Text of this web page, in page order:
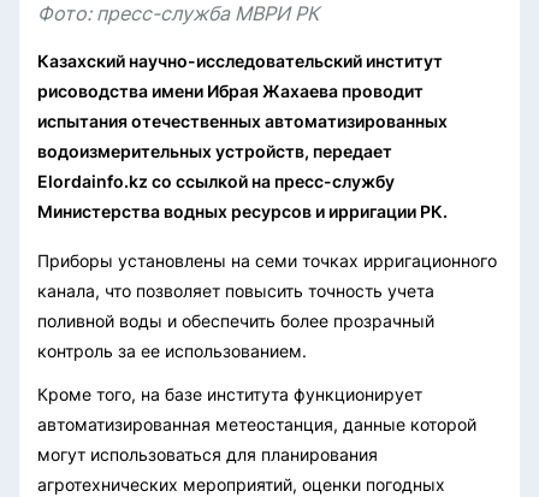
Фото: пресс-служба МВРИ РК
Казахский научно-исследовательский институт
рисоводства имени Ибрая Жахаева проводит
испытания отечественных автоматизированных
водоизмерительных устройств, передает
Elordainfo.kz со ссылкой на пресс-службу
Министерства водных ресурсов и ирригации РК.
Приборы установлены на семи точках ирригационного
канала, что позволяет повысить точность учета
поливной воды и обеспечить более прозрачный
контроль за ее использованием.
Кроме того, на базе института функционирует
автоматизированная метеостанция, данные которой
могут использоваться для планирования
агротехнических мероприятий, оценки погодных